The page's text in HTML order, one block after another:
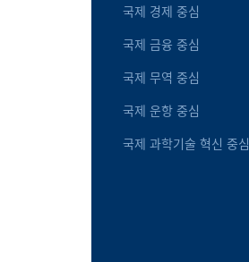
국제 경제 중심
국제 금융 중심
국제 무역 중심
국제 운항 중심
국제 과학기술 혁신 중심